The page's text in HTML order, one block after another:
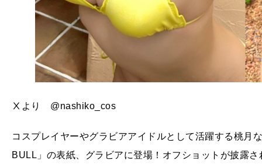
Ⅹより @nashiko_cos
コスプレイヤーやグラビアアイドルとして活躍する桃月
BULL」の表紙、グラビアに登場！オフショットが披露さ